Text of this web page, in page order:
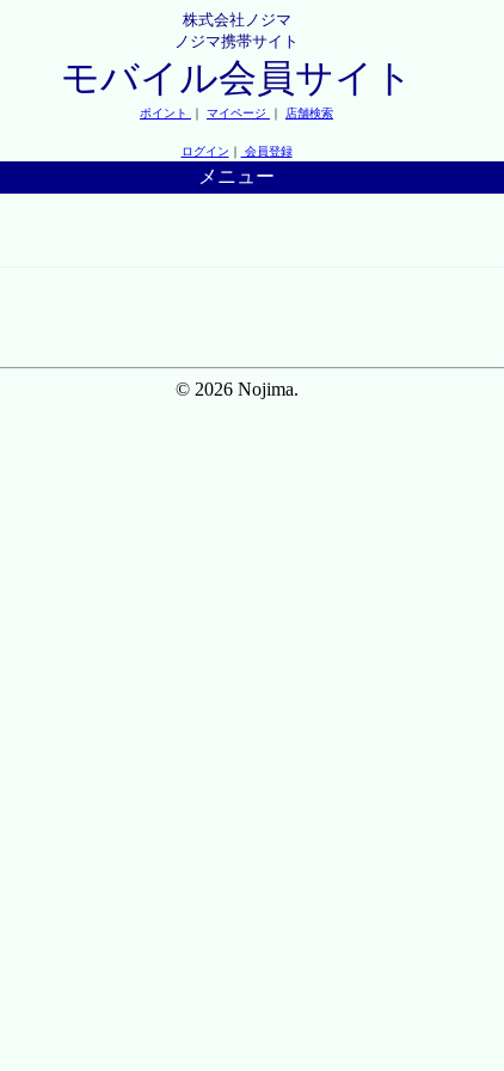
株式会社ノジマ
ノジマ携帯サイト
モバイル会員サイト
ポイント ｜ マイページ ｜ 店舗検索
ログイン ｜ 会員登録
メニュー
© 2026 Nojima.